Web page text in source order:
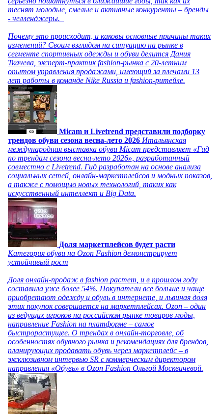
теснят молодые, смелые и активные конкуренты – бренды
- челленджеры.
Почему это происходит, и каковы основные причины таких
изменений? Своим взглядом на ситуацию на рынке в
сегменте спортивных одежды и обуви делится Дания
Ткачева, эксперт-практик fashion-рынка с 20-летним
опытом управления продажами, имеющий за плечами 13
лет работы в команде Nike Russia и fashion-ритейле.
Micam и Livetrend представили подборку
трендов обуви сезона весна-лето 2026 Итальянская
международная выставка обуви Micam представляет «Гид
по трендам сезона весна-лето 2026», разработанный
совместно с Livetrend. Гид разработан на основе анализа
социальных сетей, онлайн-маркетплейсов и модных показов,
а также с помощью новых технологий, таких как
искусственный интеллект и Big Data.
Доля маркетплейсов будет расти
Категория обуви на Ozon Fashion демонстрирует
устойчивый рост
Доля онлайн-продаж в fashion растет, и в прошлом году
составила уже более 54%. Покупатели все больше и чаще
приобретают одежду и обувь в интернете, и львиная доля
этих покупок совершается на маркетплейсах. Ozon – один
из ведущих игроков на российском рынке товаров моды,
направление Fashion на платформе – самое
быстрорастущее. О трендах в онлайн-торговле, об
особенностях обувного рынка и рекомендациях для брендов,
планирующих продавать обувь через маркетплейс – в
эксклюзивном интервью SR с коммерческим директором
направления «Обувь» в Ozon Fashion Ольгой Москвичевой.